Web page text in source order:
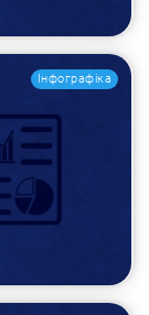
Інфографіка